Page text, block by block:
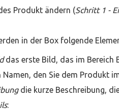
Produkt ändern (Schritt 1 -
in der Box folgende
das erste Bild, das im Bereich
Namen, den Sie dem Produkt
die kurze Beschreibung,
: